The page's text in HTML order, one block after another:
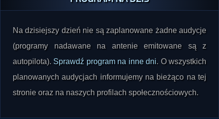
Na dzisiejszy dzień nie są zaplanowane żadne audycje
(programy nadawane na antenie emitowane są z
autopilota). Sprawdź program na inne dni. O wszystkich
planowanych audycjach informujemy na bieżąco na tej
stronie oraz na naszych profilach społecznościowych.